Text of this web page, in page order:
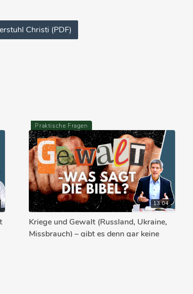
Christi (PDF)
Praktische Fragen
13:04
Kriege und Gewalt (Russland, Ukraine,
Missbrauch) – gibt es denn gar keine